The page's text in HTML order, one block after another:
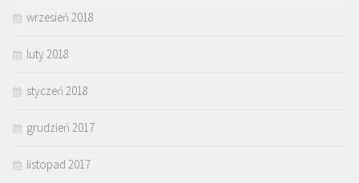
wrzesień 2018
luty 2018
styczeń 2018
grudzień 2017
listopad 2017